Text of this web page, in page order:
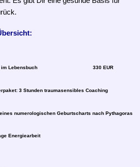
Lebensbuch 330 EUR
3 Stunden traumasensibles Coaching
numerologischen Geburtscharts nach Pythagoras
Energiearbeit